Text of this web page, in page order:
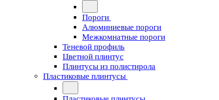
Пороги
Алюминиевые пороги
Межкомнатные пороги
Теневой профиль
Цветной плинтус
Плинтусы из полистирола
Пластиковые плинтусы